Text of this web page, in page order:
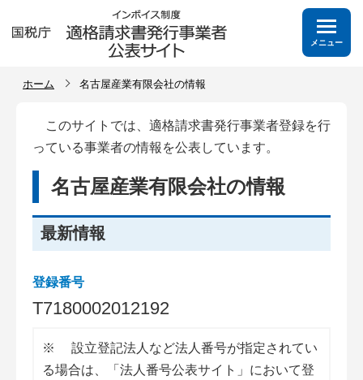
メニュー
ホーム 名古屋産業有限会社の情報
このサイトでは、適格請求書発行事業者登録を行
っている事業者の情報を公表しています。
名古屋産業有限会社の情報
最新情報
登録番号
T7180002012192
※
設立登記法人など法人番号が指定されてい
る場合は、「法人番号公表サイト」において登